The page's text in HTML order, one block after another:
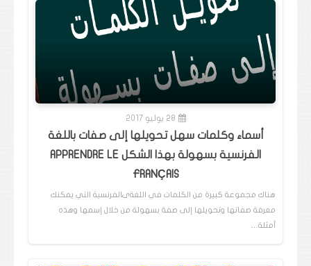
28 يوليو 2017
أسماء وكلمات سهل تحويلها إلى صفات باللغة
الفرنسية بسهولة بهذا الشكل APPRENDRE LE
FRANÇAIS
هناك مجموعة كبيرة من الكلمات في اللغةىالفرنسية التي يمكنك
معرفة صفاتها وتحويلها إلى صفة بسهولة من خلال إسمها وهذه
أمثلة…